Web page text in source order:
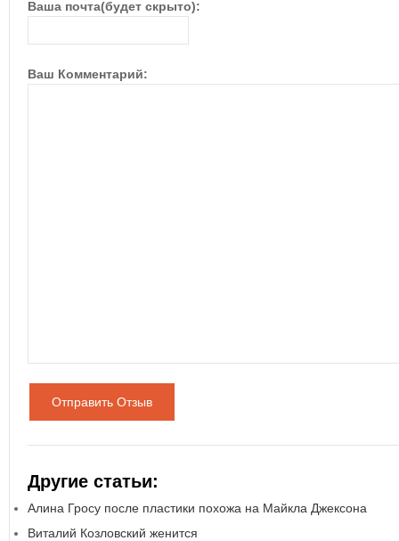
Ваша почта(будет скрыто):
Ваш Комментарий:
Отправить Отзыв
Другие статьи:
Алина Гросу после пластики похожа на Майкла Джексона
Виталий Козловский женится